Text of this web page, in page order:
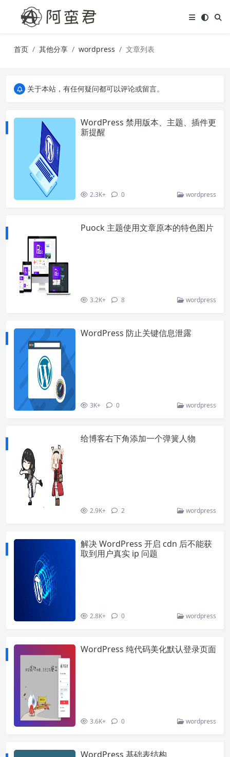
首页 其他分享 wordpress
文章列表
关于本站，有任何疑问都可以评论或留言。
WordPress 禁用版本、主题、插件更
新提醒
2.3K+ 0 wordpress
Puock 主题使用文章原本的特色图片
3.2K+ 8 wordpress
WordPress 防止关键信息泄露
3K+ 0 wordpress
给博客右下角添加一个弹簧人物
2.9K+ 2 wordpress
解决 WordPress 开启 cdn 后不能获
取到用户真实 ip 问题
2.8K+ 0 wordpress
WordPress 纯代码美化默认登录页面
3.6K+ 0 wordpress
WordPress 基础表结构